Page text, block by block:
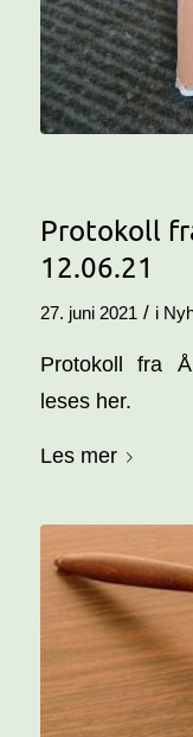
Protokoll
12.06.21
27. juni 2021 / i
Protokoll fra
leses her.
Les mer